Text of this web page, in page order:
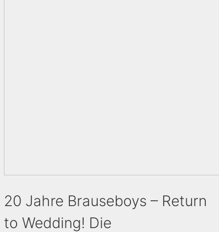
20 Jahre Brauseboys – Return
to Wedding! Die